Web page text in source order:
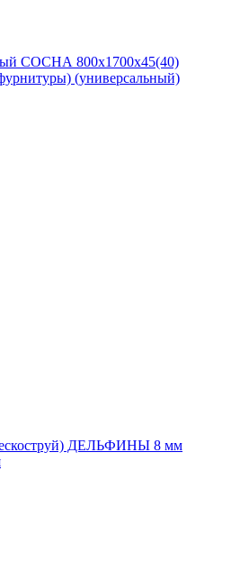
СОСНА 800х1700х45(40)
(универсальный)
ДЕЛЬФИНЫ 8 мм